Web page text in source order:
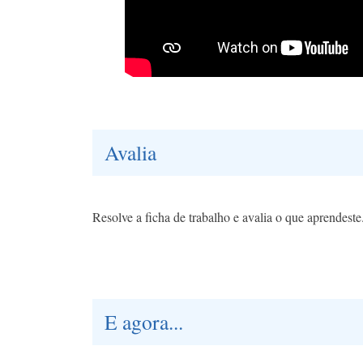
Avalia
Resolve a ficha de trabalho e avalia o que
E agora...